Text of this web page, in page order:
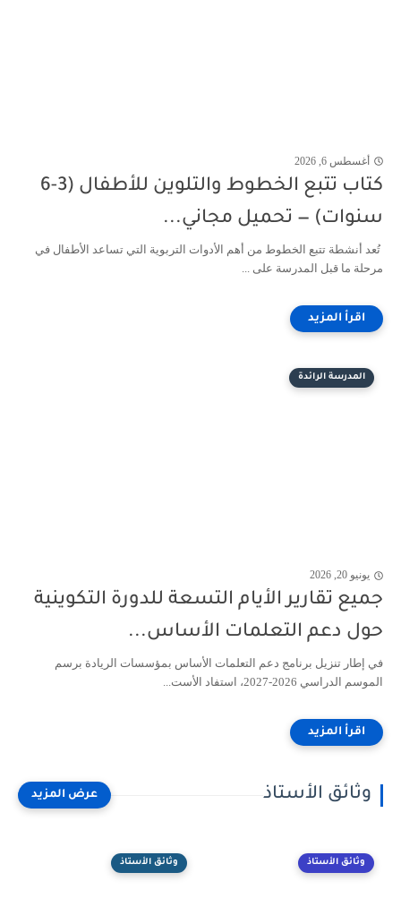
أغسطس 6, 2026
كتاب تتبع الخطوط والتلوين للأطفال (3-6
سنوات) — تحميل مجاني...
تُعد أنشطة تتبع الخطوط من أهم الأدوات التربوية التي تساعد الأطفال في
مرحلة ما قبل المدرسة على ...
المدرسة الرائدة
يونيو 20, 2026
جميع تقارير الأيام التسعة للدورة التكوينية
حول دعم التعلمات الأساس...
في إطار تنزيل برنامج دعم التعلمات الأساس بمؤسسات الريادة برسم
الموسم الدراسي 2026-2027، استفاد الأست...
وثائق الأستاذ
وثائق الأستاذ وثائق الأستاذ